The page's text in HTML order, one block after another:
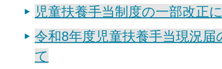
児童扶養手当制度の一部改正
令和8年度児童扶養手当現況
て